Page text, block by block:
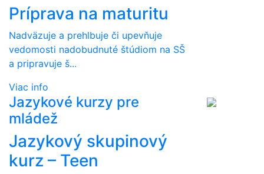
Príprava na maturitu
Nadväzuje a prehlbuje či upevňuje
vedomosti nadobudnuté štúdiom na SŠ
a pripravuje š...
Viac info
Jazykové kurzy pre
mládež
Jazykový skupinový
kurz – Teen